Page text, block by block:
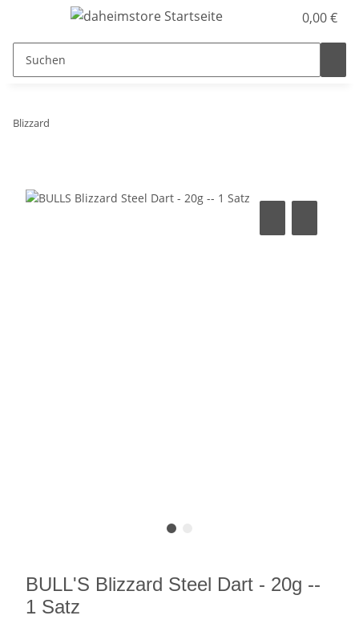
0,00 €
Blizzard
BULL'S Blizzard Steel Dart - 20g --
1 Satz